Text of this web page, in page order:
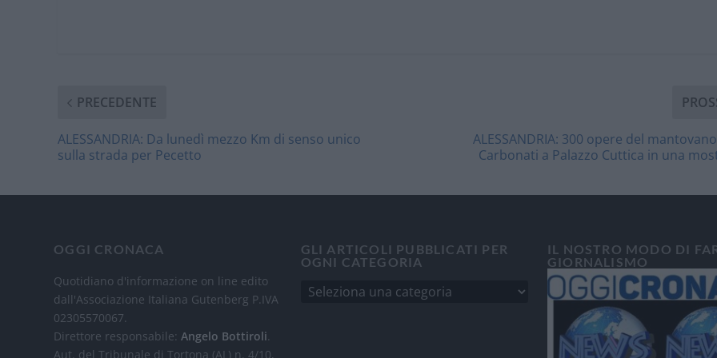
PRECEDENTE
ALESSANDRIA: Da lunedì mezzo Km di senso unico
sulla strada per Pecetto
ALESSANDRIA: 300 opere del
Carbonati a Palazzo Cuttica in una
OGGI CRONACA
Quotidiano d'informazione on line edito
dall'Associazione Italiana Gutenberg P.IVA
02305570067.
Direttore responsabile:Angelo Bottiroli.
Aut. del Tribunale di Tortona (AL) n. 4/10,
GLI ARTICOLI PUBBLICATI PER
OGNI CATEGORIA
IL NOSTRO MODO DI
GIORNALISMO